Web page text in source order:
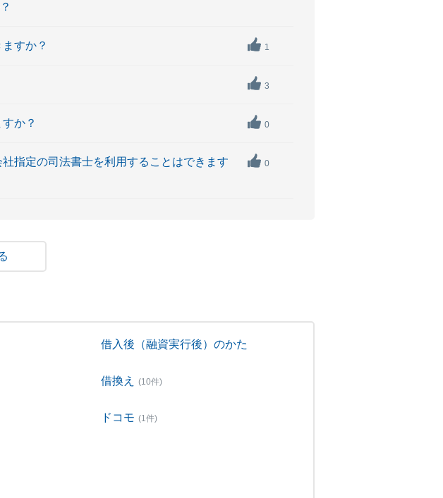
すか？ 1
3
か？ 0
指定の司法書士を利用することはできます
0
借入後（融資実行後）のかた
借換え (10件)
ドコモ (1件)